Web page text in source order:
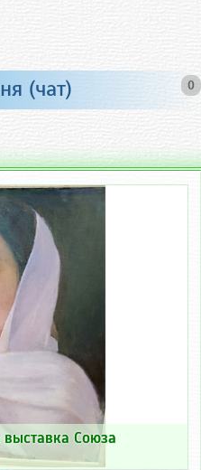
0
(чат)
Союза